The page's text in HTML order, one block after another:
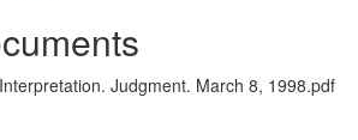
Judgment. March 8, 1998.pdf